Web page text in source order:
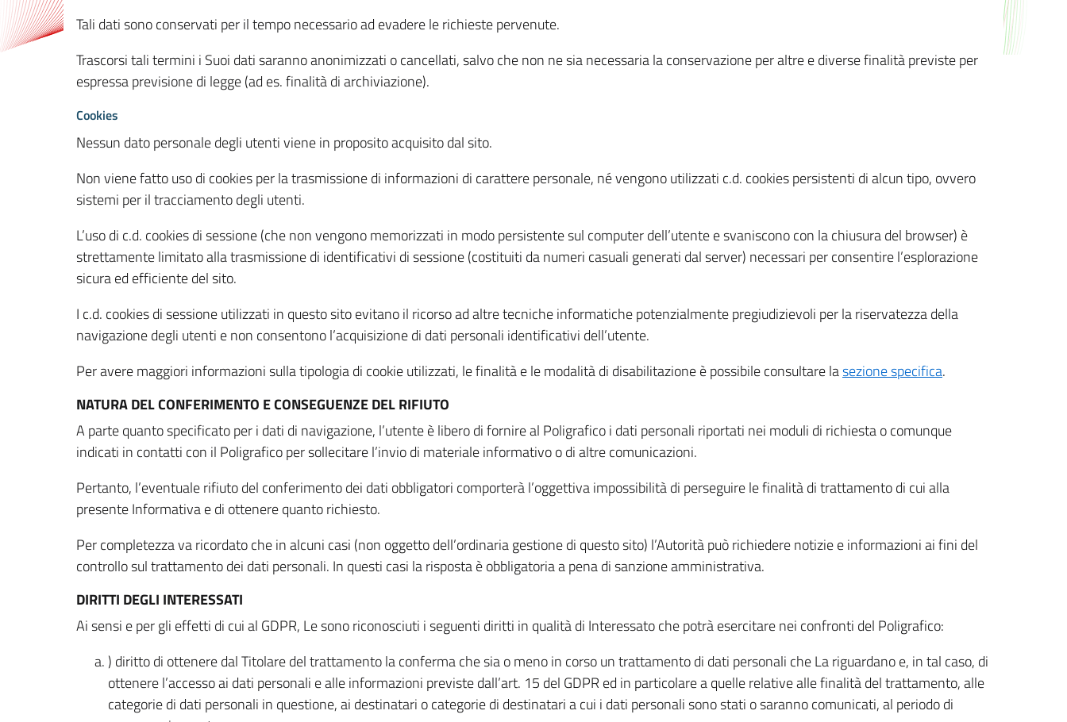
Tali dati sono conservati per il tempo necessario ad evadere le richieste pervenute.
Trascorsi tali termini i Suoi dati saranno anonimizzati o cancellati, salvo che non ne sia necessaria la conservazione per altre e diverse finalità previste per
espressa previsione di legge (ad es. finalità di archiviazione).
Cookies
Nessun dato personale degli utenti viene in proposito acquisito dal sito.
Non viene fatto uso di cookies per la trasmissione di informazioni di carattere personale, né vengono utilizzati c.d. cookies persistenti di alcun tipo, ovvero
sistemi per il tracciamento degli utenti.
L’uso di c.d. cookies di sessione (che non vengono memorizzati in modo persistente sul computer dell’utente e svaniscono con la chiusura del browser) è
strettamente limitato alla trasmissione di identificativi di sessione (costituiti da numeri casuali generati dal server) necessari per consentire l’esplorazione
sicura ed efficiente del sito.
I c.d. cookies di sessione utilizzati in questo sito evitano il ricorso ad altre tecniche informatiche potenzialmente pregiudizievoli per la riservatezza della
navigazione degli utenti e non consentono l’acquisizione di dati personali identificativi dell’utente.
Per avere maggiori informazioni sulla tipologia di cookie utilizzati, le finalità e le modalità di disabilitazione è possibile consultare lasezione specifica.
NATURA DEL CONFERIMENTO E CONSEGUENZE DEL RIFIUTO
A parte quanto specificato per i dati di navigazione, l’utente è libero di fornire al Poligrafico i dati personali riportati nei moduli di richiesta o comunque
indicati in contatti con il Poligrafico per sollecitare l’invio di materiale informativo o di altre comunicazioni.
Pertanto, l’eventuale rifiuto del conferimento dei dati obbligatori comporterà l’oggettiva impossibilità di perseguire le finalità di trattamento di cui alla
presente Informativa e di ottenere quanto richiesto.
Per completezza va ricordato che in alcuni casi (non oggetto dell’ordinaria gestione di questo sito) l’Autorità può richiedere notizie e informazioni ai fini del
controllo sul trattamento dei dati personali. In questi casi la risposta è obbligatoria a pena di sanzione amministrativa.
DIRITTI DEGLI INTERESSATI
Ai sensi e per gli effetti di cui al GDPR, Le sono riconosciuti i seguenti diritti in qualità di Interessato che potrà esercitare nei confronti del Poligrafico:
) diritto di ottenere dal Titolare del trattamento la conferma che sia o meno in corso un trattamento di dati personali che La riguardano e, in tal caso, di
ottenere l’accesso ai dati personali e alle informazioni previste dall’art. 15 del GDPR ed in particolare a quelle relative alle finalità del trattamento, alle
categorie di dati personali in questione, ai destinatari o categorie di destinatari a cui i dati personali sono stati o saranno comunicati, al periodo di